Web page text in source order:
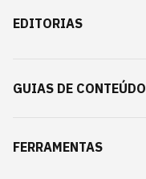
EDITORIAS
GUIAS DE CONTEÚDO
FERRAMENTAS